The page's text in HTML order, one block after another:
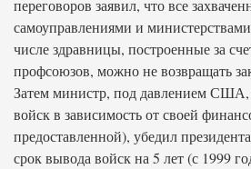
переговоров заявил, что все
самоуправлениями и
числе здравницы, построенные за
профсоюзов, можно не возвращать
Затем министр, под давлением
войск в зависимость от своей
предоставленной), убедил
срок вывода войск на 5 лет (с 1999